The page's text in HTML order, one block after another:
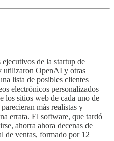
de la startup de
utilizaron OpenAI y otras
lista de posibles clientes
electrónicos personalizados
los sitios web de cada uno de
más realistas y
errata. El software, que tardó
ahorra ahora decenas de
de ventas, formado por 12